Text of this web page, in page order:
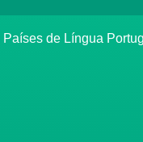
Países de Língua